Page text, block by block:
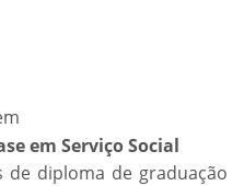
em Serviço Social
de diploma de graduação